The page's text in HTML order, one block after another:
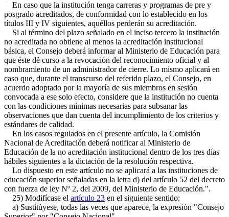
En caso que la institución tenga carreras y programas de pre y
posgrado acreditados, de conformidad con lo establecido en los
títulos III y IV siguientes, aquéllos perderán su acreditación.
Si al término del plazo señalado en el inciso tercero la institución
no acreditada no obtiene al menos la acreditación institucional
básica, el Consejo deberá informar al Ministerio de Educación para
que éste dé curso a la revocación del reconocimiento oficial y al
nombramiento de un administrador de cierre. Lo mismo aplicará en
caso que, durante el transcurso del referido plazo, el Consejo, en
acuerdo adoptado por la mayoría de sus miembros en sesión
convocada a ese solo efecto, considere que la institución no cuenta
con las condiciones mínimas necesarias para subsanar las
observaciones que dan cuenta del incumplimiento de los criterios y
estándares de calidad.
En los casos regulados en el presente artículo, la Comisión
Nacional de Acreditación deberá notificar al Ministerio de
Educación de la no acreditación institucional dentro de los tres días
hábiles siguientes a la dictación de la resolución respectiva.
Lo dispuesto en este artículo no se aplicará a las instituciones de
educación superior señaladas en la letra d) del artículo 52 del decreto
con fuerza de ley Nº 2, del 2009, del Ministerio de Educación.".
25) Modifícase el artículo 23 en el siguiente sentido:
a) Sustitúyese, todas las veces que aparece, la expresión "Consejo